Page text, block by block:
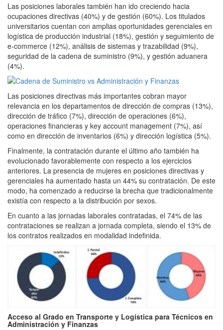
Las posiciones laborales también han ido creciendo hacia
ocupaciones directivas (40%) y de gestión (60%). Los titulados
universitarios cuentan con amplias oportunidades gerenciales en
logística de producción industrial (18%), gestión y seguimiento de
e-commerce (12%), análisis de sistemas y trazabilidad (9%),
seguridad de la cadena de suministro (9%), y gestión aduanera
(4%).
Las posiciones directivas más importantes cobran mayor
relevancia en los departamentos de dirección de compras (13%),
dirección de tráfico (7%), dirección de operaciones (6%),
operaciones financieras y key account management (7%), así
como en dirección de inventarios (6%) y dirección logística (5%).
Finalmente, la contratación durante el último año también ha
evolucionado favorablemente con respecto a los ejercicios
anteriores. La presencia de mujeres en posiciones directivas y
gerenciales ha aumentado hasta un 44% su contratación. De este
modo, ha comenzado a reducirse la brecha que tradicionalmente
existía con respecto a la distribución por sexos.
En cuanto a las jornadas laborales contratadas, el 74% de las
contrataciones se realizan a jornada completa, siendo el 13% de
los contratos realizados en modalidad indefinida.
Acceso al Grado en Transporte y Logística para Técnicos en
Administración y Finanzas